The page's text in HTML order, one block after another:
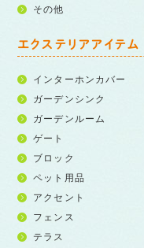
その他
エクステリアアイテム
インターホンカバー
ガーデンシンク
ガーデンルーム
ゲート
ブロック
ペット用品
アクセント
フェンス
テラス